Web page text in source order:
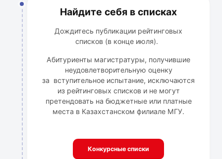
Найдите себя в списках
Дождитесь публикации рейтинговых
списков (в конце июля).
Абитуриенты магистратуры, получившие
неудовлетворительную оценку
за вступительное испытание, исключаются
из рейтинговых списков и не могут
претендовать на бюджетные или платные
места в Казахстанском филиале МГУ.
Конкурсные списки